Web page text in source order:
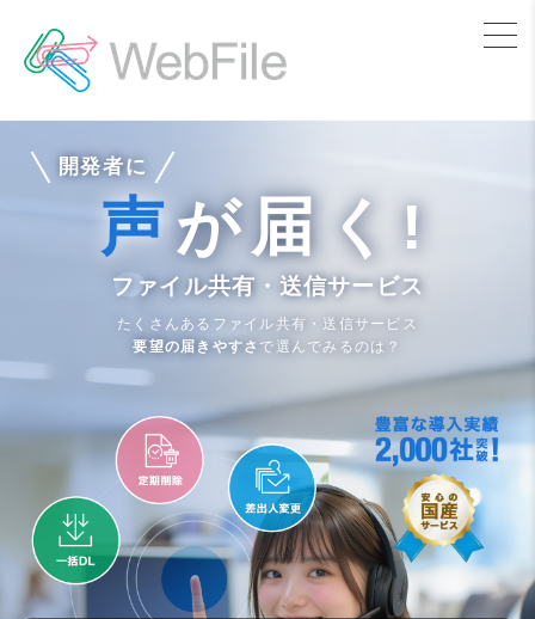
開発者に
声 が届く!
ファイル共有・送信サービス
たくさんあるファイル共有・送信サービス
要望の届きやすさ で選んでみるのは？